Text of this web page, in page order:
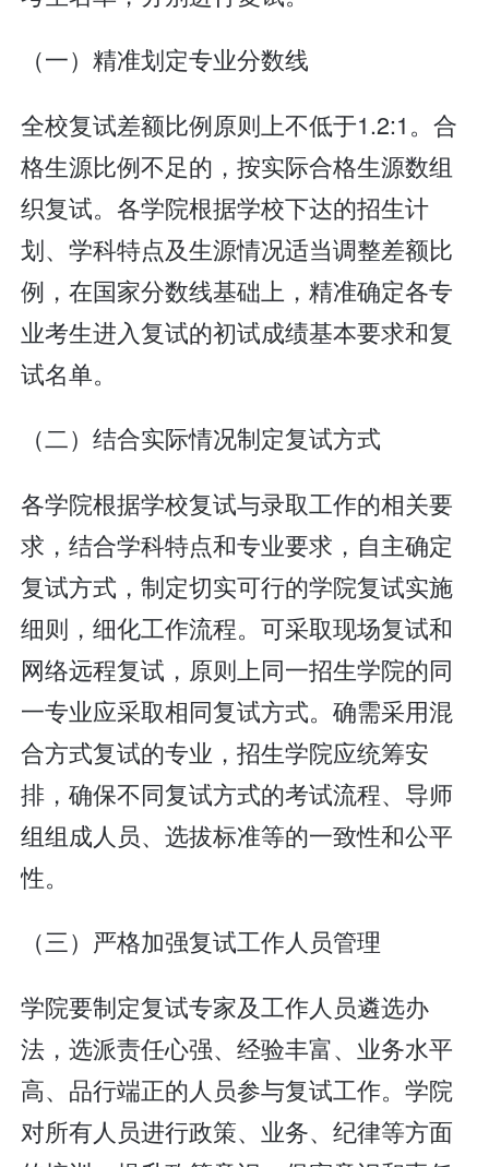
（一）精准划定专业分数线
全校复试差额比例原则上不低于1.2:1。合
格生源比例不足的，按实际合格生源数组
织复试。各学院根据学校下达的招生计
划、学科特点及生源情况适当调整差额比
例，在国家分数线基础上，精准确定各专
业考生进入复试的初试成绩基本要求和复
试名单。
（二）结合实际情况制定复试方式
各学院根据学校复试与录取工作的相关要
求，结合学科特点和专业要求，自主确定
复试方式，制定切实可行的学院复试实施
细则，细化工作流程。可采取现场复试和
网络远程复试，原则上同一招生学院的同
一专业应采取相同复试方式。确需采用混
合方式复试的专业，招生学院应统筹安
排，确保不同复试方式的考试流程、导师
组组成人员、选拔标准等的一致性和公平
性。
（三）严格加强复试工作人员管理
学院要制定复试专家及工作人员遴选办
法，选派责任心强、经验丰富、业务水平
高、品行端正的人员参与复试工作。学院
对所有人员进行政策、业务、纪律等方面